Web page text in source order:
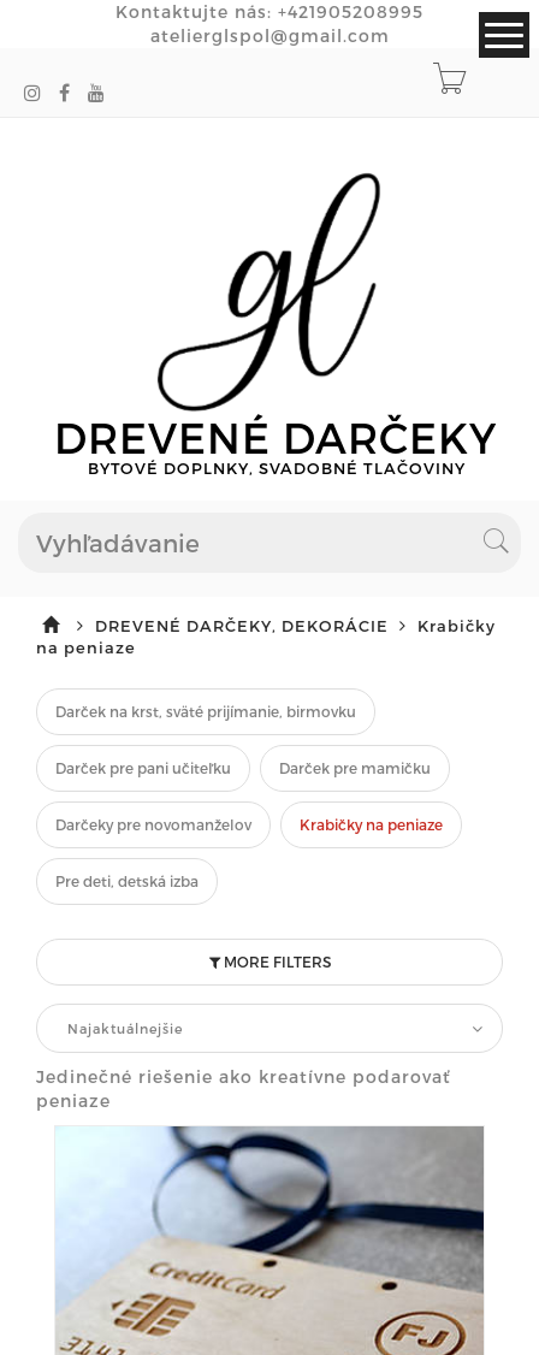
Kontaktujte nás: +421905208995
atelierglspol@gmail.com
DREVENÉ DARČEKY
BYTOVÉ DOPLNKY, SVADOBNÉ TLAČOVINY
DREVENÉ DARČEKY, DEKORÁCIE
Krabičky
na peniaze
Darček na krst, sväté prijímanie, birmovku
Darček pre pani učiteľku Darček pre mamičku
Darčeky pre novomanželov Krabičky na peniaze
Pre deti, detská izba
MORE FILTERS
Najaktuálnejšie
Jedinečné riešenie ako kreatívne podarovať
peniaze